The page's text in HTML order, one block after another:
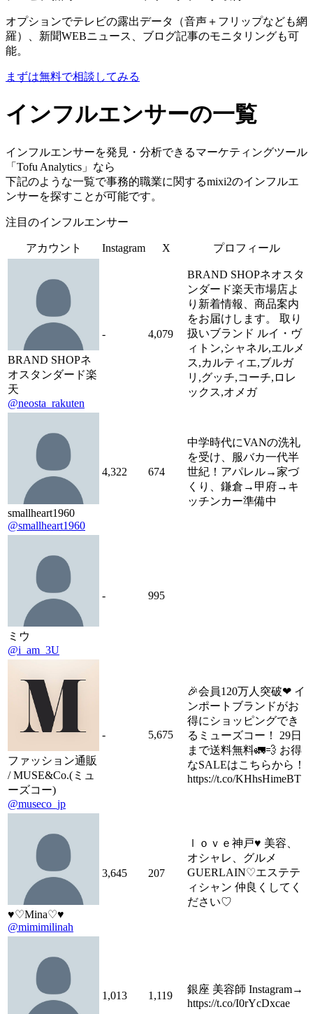
オプションでテレビの露出データ（音声＋フリップなども網
羅）、新聞WEBニュース、ブログ記事のモニタリングも可
能。
まずは無料で相談してみる
インフルエンサーの一覧
インフルエンサーを発見・分析できるマーケティングツール
「Tofu Analytics」なら
下記のような一覧で事務的職業に関するmixi2のインフルエ
ンサーを探すことが可能です。
注目のインフルエンサー
アカウント Instagram X プロフィール
BRAND SHOPネ
オスタンダード楽
天
@neosta_rakuten
- 4,079
BRAND SHOPネオスタ
ンダード楽天市場店よ
り新着情報、商品案内
をお届けします。 取り
扱いブランド ルイ・ヴ
ィトン,シャネル,エルメ
ス,カルティエ,ブルガ
リ,グッチ,コーチ,ロレ
ックス,オメガ
smallheart1960
@smallheart1960
4,322 674
中学時代にVANの洗礼
を受け、服バカ一代半
世紀！アパレル→家づ
くり、鎌倉→甲府→キ
ッチンカー準備中
ミウ
@i_am_3U
- 995
ファッション通販
/ MUSE&Co.(ミュ
ーズコー)
@museco_jp
- 5,675
🎉会員120万人突破❤ イ
ンポートブランドがお
得にショッピングでき
るミューズコー！ 29日
まで送料無料🚛💨 お得
なSALEはこちらから！
https://t.co/KHhsHimeBT
♥︎♡Mina♡♥︎
@mimimilinah
3,645 207
ｌｏｖｅ神戸♥ 美容、
オシャレ、グルメ
GUERLAIN♡エステテ
ィシャン 仲良くしてく
ださい♡
1,013 1,119
銀座 美容師 Instagram→
https://t.co/I0rYcDxcae